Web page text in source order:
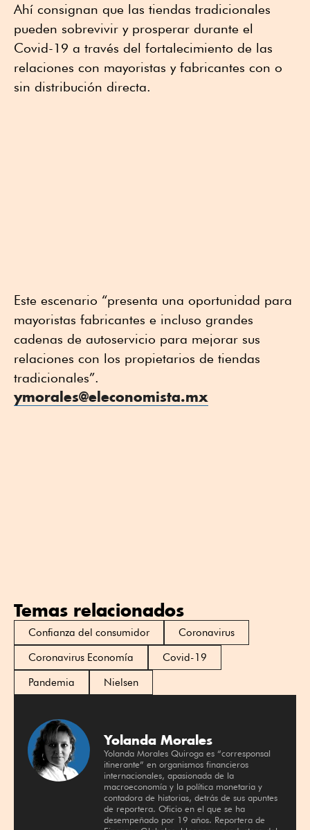
Ahí consignan que las tiendas tradicionales
pueden sobrevivir y prosperar durante el
Covid-19 a través del fortalecimiento de las
relaciones con mayoristas y fabricantes con o
sin distribución directa.
Este escenario “presenta una oportunidad para
mayoristas fabricantes e incluso grandes
cadenas de autoservicio para mejorar sus
relaciones con los propietarios de tiendas
tradicionales”.
ymorales@eleconomista.mx
Temas relacionados
Confianza del consumidor
Coronavirus
Coronavirus Economía
Covid-19
Pandemia
Nielsen
Yolanda Morales
Yolanda Morales Quiroga es “corresponsal
itinerante” en organismos financieros
internacionales, apasionada de la
macroeconomía y la política monetaria y
contadora de historias, detrás de sus apuntes
de reportera. Oficio en el que se ha
desempeñado por 19 años. Reportera de